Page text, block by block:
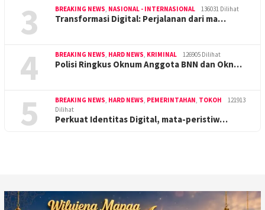
3 BREAKING NEWS, NASIONAL - INTERNASIONAL 136031 Dilihat
Transformasi Digital: Perjalanan dari ma…
4 BREAKING NEWS, HARD NEWS, KRIMINAL 126905 Dilihat
Polisi Ringkus Oknum Anggota BNN dan Okn…
5 BREAKING NEWS, HARD NEWS, PEMERINTAHAN, TOKOH
121913
Dilihat
Perkuat Identitas Digital, mata-peristiw…